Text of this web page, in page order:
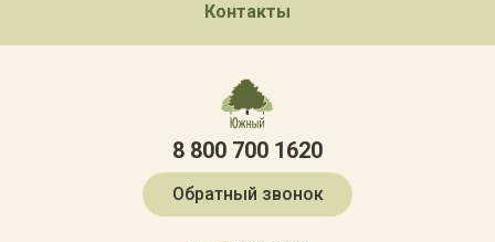
Контакты
8 800 700 1620
Обратный звонок